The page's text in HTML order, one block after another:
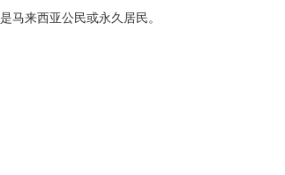
马来西亚公民或永久居民。